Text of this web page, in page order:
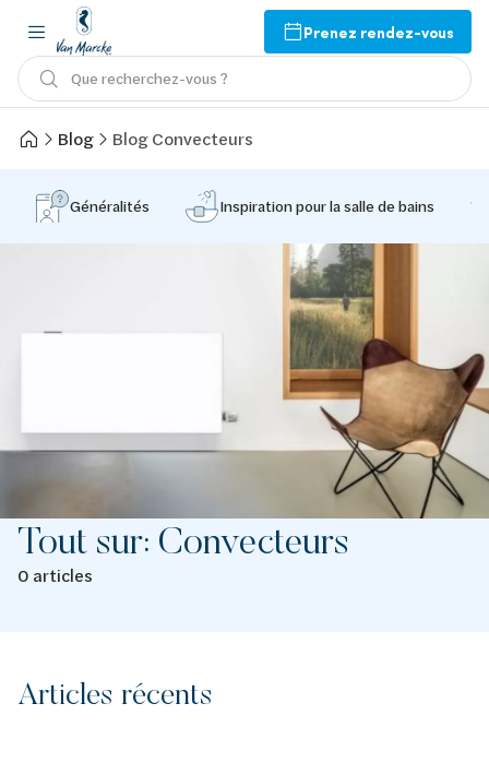
Prenez rendez-vous
Que recherchez-vous ?
Blog Blog Convecteurs
Généralités Inspiration pour la salle de bains
Tout sur: Convecteurs
0 articles
Articles récents